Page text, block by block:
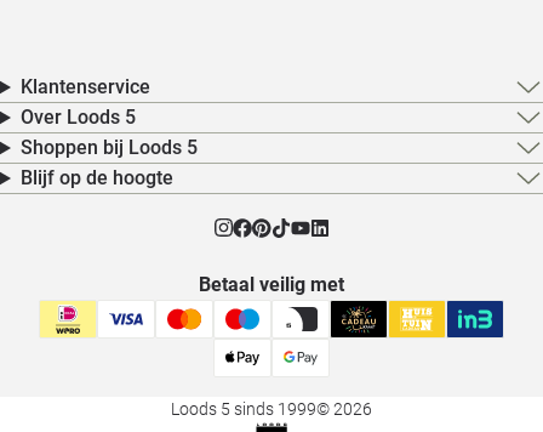
Klantenservice
Over Loods 5
Shoppen bij Loods 5
Blijf op de hoogte
Betaal veilig met
Loods 5 sinds 1999© 2026